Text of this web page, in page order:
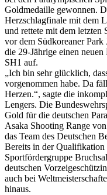
Goldmedaille gewonnen.
Herzschlagfinale mit dem
und rettete mit dem letzten
vor dem Südkoreaner
die 29-Jährige einen
SH1 auf.
„Ich bin sehr glücklich,
vorgenommen habe. Da
Herzen.“, sagte die
Lengers. Die
Gold für die deutschen
Asaka Shooting Range
das Team des Deutschen
Bereits in der
Sportfördergruppe
deutschen
auch bei
hinaus.